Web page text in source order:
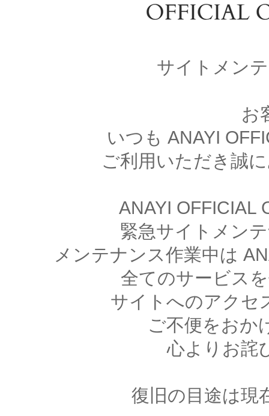
サイトメン
お
いつも ANAYI
ご利用いただき誠
ANAYI OFFICIAL
緊急サイトメン
メンテナンス作業中は
全てのサービス
サイトへのアクセ
ご不便をおか
心よりお詫
復旧の目途は現